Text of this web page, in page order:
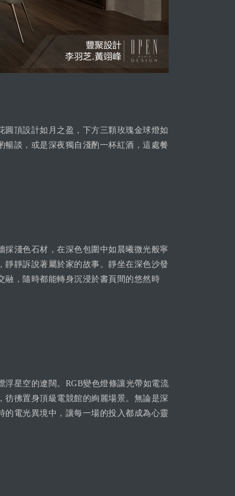
頂設計如月之盈，下方三顆玫瑰金球燈如
談，或是深夜獨自淺酌一杯紅酒，這處餐
淺色石材，在深色包圍中如晨曦微光般寧
靜訴說著屬於家的故事。靜坐在深色沙發
融，隨時都能轉身沉浸於書頁間的悠然時
星空的遼闊。RGB變色燈條讓光帶如電流
彿置身頂級電競館的絢麗場景。無論是深
電光異境中，讓每一場的投入都成為心靈